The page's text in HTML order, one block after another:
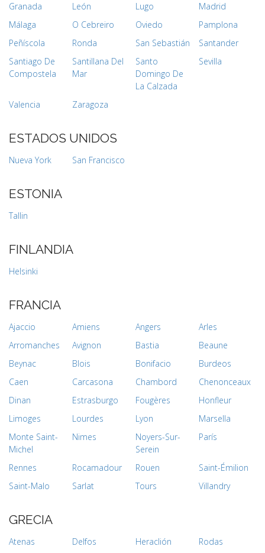
Granada León Lugo
Madrid
Málaga
O Cebreiro Oviedo
Pamplona
Peñíscola
Ronda San Sebastián
Santander
Santiago De
Compostela
Santillana Del
Mar
Santo
Domingo De
La Calzada
Sevilla
Valencia Zaragoza
ESTADOS UNIDOS
Nueva York San Francisco
ESTONIA
Tallin
FINLANDIA
Helsinki
FRANCIA
Ajaccio Amiens Angers
Arles
Arromanches
Avignon Bastia
Beaune
Beynac
Blois Bonifacio
Burdeos
Caen
Carcasona Chambord
Chenonceaux
Dinan
Estrasburgo Fougères
Honfleur
Limoges
Lourdes Lyon
Marsella
Monte Saint-
Michel
Nimes
Noyers-Sur-
Serein
París
Rennes Rocamadour Rouen
Saint-Émilion
Saint-Malo
Sarlat Tours Villandry
GRECIA
Atenas Delfos Heraclión Rodas